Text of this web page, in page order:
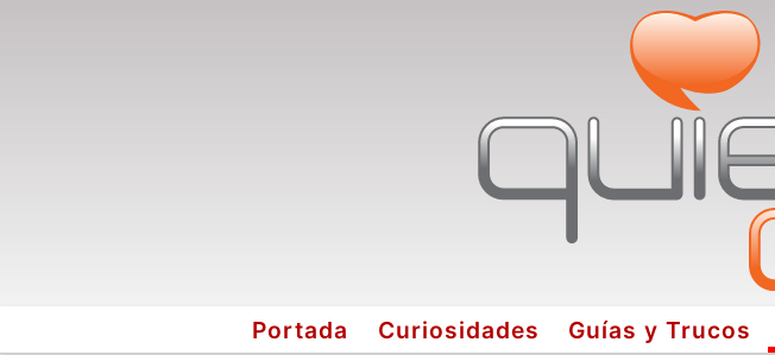
Portada Curiosidades Guías y Trucos